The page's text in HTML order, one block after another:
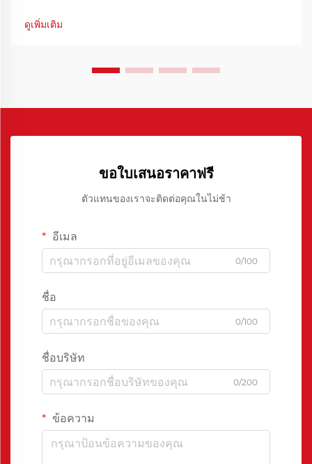
หนึ่งในเครื่องมือสำคัญที่ช่วยเพิ่มประสิทธิภาพการผลิตคือการ
ใช้สาร...
ดูเพิ่มเติม
ขอใบเสนอราคาฟรี
ตัวแทนของเราจะติดต่อคุณในไม่ช้า
อีเมล
0/100
ชื่อ
0/100
ชื่อบริษัท
0/200
ข้อความ